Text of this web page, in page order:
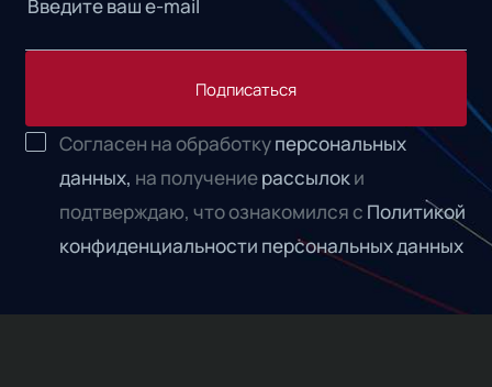
Подписаться
Согласен на обработкуперсональных
данных, на получениерассылоки
подтверждаю, что ознакомился с Политикой
конфиденциальности персональных данных